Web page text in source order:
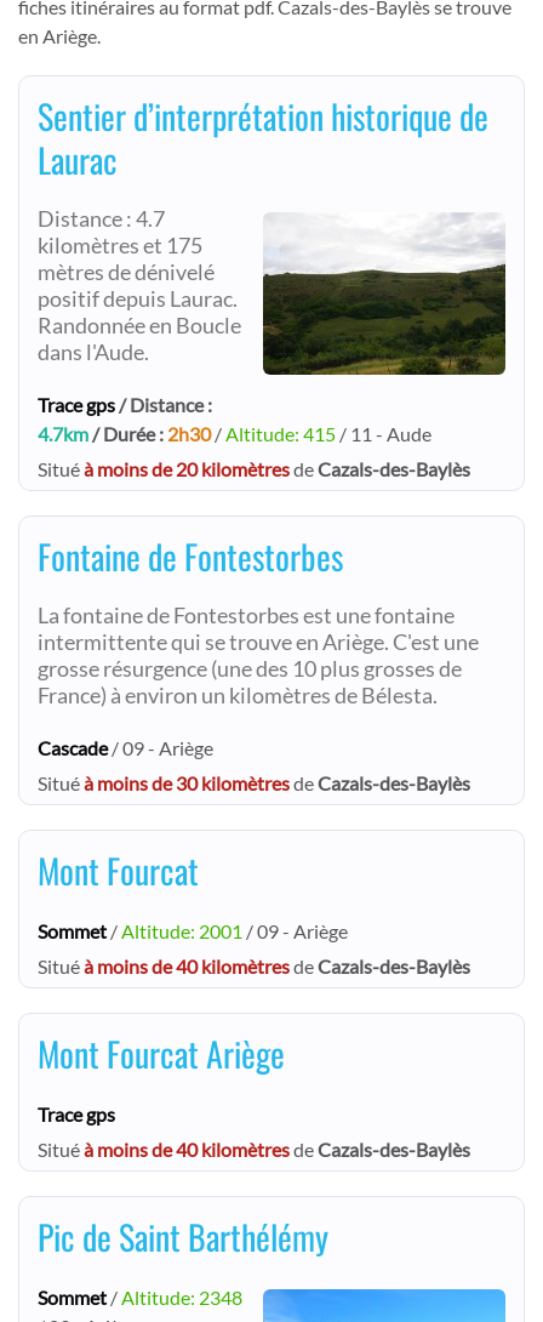
fiches itinéraires au format pdf. Cazals-des-Baylès se trouve
en Ariège.
Sentier d’interprétation historique de
Laurac
Distance : 4.7
kilomètres et 175
mètres de dénivelé
positif depuis Laurac.
Randonnée en Boucle
dans l'Aude.
Trace gps/ Distance :
4.7km/ Durée : 2h30/Altitude: 415 / 11 - Aude
Situéà moins de 20 kilomètresdeCazals-des-Baylès
Fontaine de Fontestorbes
La fontaine de Fontestorbes est une fontaine
intermittente qui se trouve en Ariège. C'est une
grosse résurgence (une des 10 plus grosses de
France) à environ un kilomètres de Bélesta.
Cascade/ 09 - Ariège
Situéà moins de 30 kilomètresdeCazals-des-Baylès
Mont Fourcat
Sommet /Altitude: 2001 / 09 - Ariège
Situéà moins de 40 kilomètresdeCazals-des-Baylès
Mont Fourcat Ariège
Trace gps
Situéà moins de 40 kilomètresdeCazals-des-Baylès
Pic de Saint Barthélémy
Sommet /Altitude: 2348